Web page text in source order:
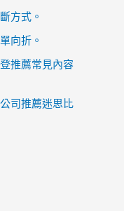
方式。
向折。
推薦常見內容
司推薦迷思比